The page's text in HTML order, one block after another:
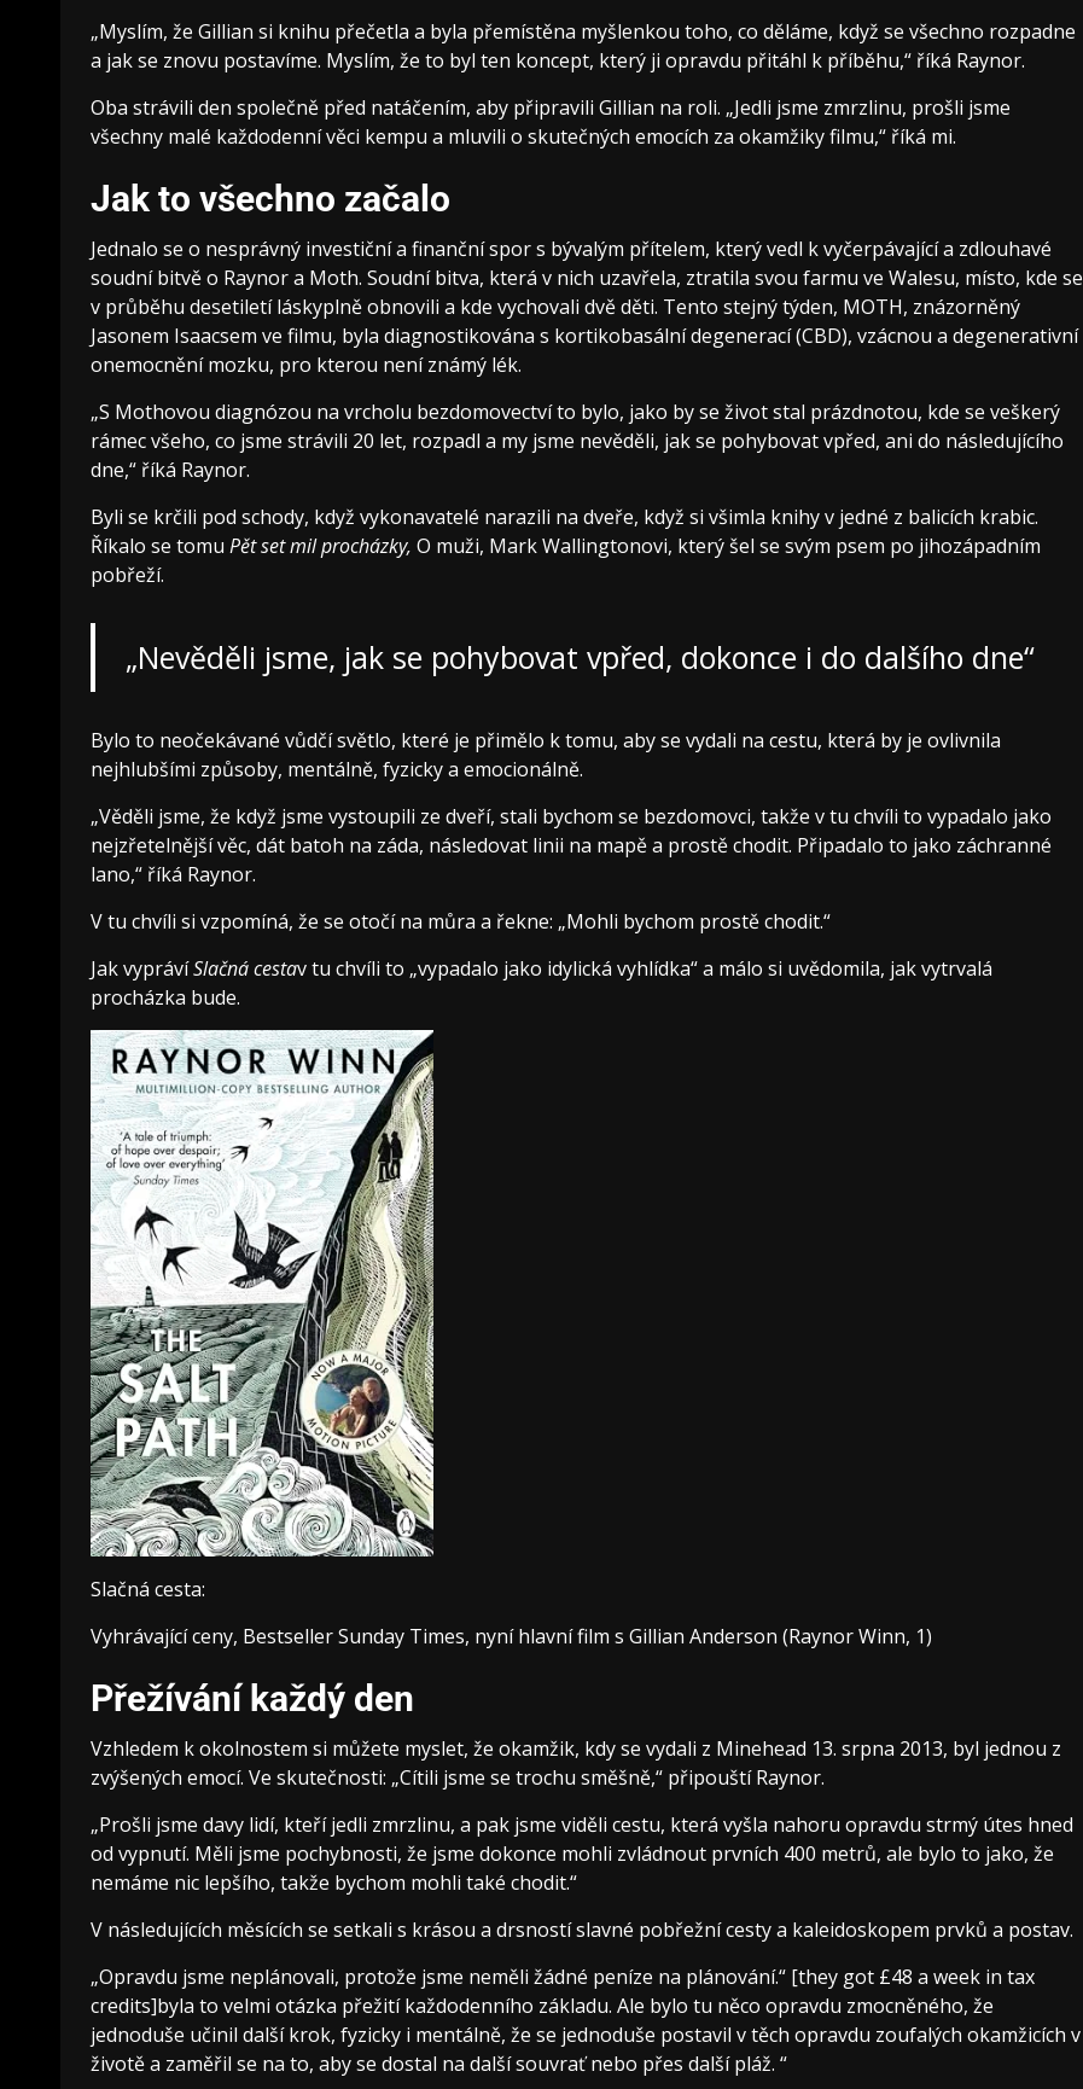
„Myslím, že Gillian si knihu přečetla a byla přemístěna myšlenkou toho, co děláme, když se všechno rozpadne
a jak se znovu postavíme. Myslím, že to byl ten koncept, který ji opravdu přitáhl k příběhu,“ říká Raynor.
Oba strávili den společně před natáčením, aby připravili Gillian na roli. „Jedli jsme zmrzlinu, prošli jsme
všechny malé každodenní věci kempu a mluvili o skutečných emocích za okamžiky filmu,“ říká mi.
Jak to všechno začalo
Jednalo se o nesprávný investiční a finanční spor s bývalým přítelem, který vedl k vyčerpávající a zdlouhavé
soudní bitvě o Raynor a Moth. Soudní bitva, která v nich uzavřela, ztratila svou farmu ve Walesu, místo, kde se
v průběhu desetiletí láskyplně obnovili a kde vychovali dvě děti. Tento stejný týden, MOTH, znázorněný
Jasonem Isaacsem ve filmu, byla diagnostikována s kortikobasální degenerací (CBD), vzácnou a degenerativní
onemocnění mozku, pro kterou není známý lék.
„S Mothovou diagnózou na vrcholu bezdomovectví to bylo, jako by se život stal prázdnotou, kde se veškerý
rámec všeho, co jsme strávili 20 let, rozpadl a my jsme nevěděli, jak se pohybovat vpřed, ani do následujícího
dne,“ říká Raynor.
Byli se krčili pod schody, když vykonavatelé narazili na dveře, když si všimla knihy v jedné z balicích krabic.
Říkalo se tomu Pět set mil procházky, O muži, Mark Wallingtonovi, který šel se svým psem po jihozápadním
pobřeží.
„Nevěděli jsme, jak se pohybovat vpřed, dokonce i do dalšího dne“
Bylo to neočekávané vůdčí světlo, které je přimělo k tomu, aby se vydali na cestu, která by je ovlivnila
nejhlubšími způsoby, mentálně, fyzicky a emocionálně.
„Věděli jsme, že když jsme vystoupili ze dveří, stali bychom se bezdomovci, takže v tu chvíli to vypadalo jako
nejzřetelnější věc, dát batoh na záda, následovat linii na mapě a prostě chodit. Připadalo to jako záchranné
lano,“ říká Raynor.
V tu chvíli si vzpomíná, že se otočí na můra a řekne: „Mohli bychom prostě chodit.“
Jak vyprávíSlačná cestav tu chvíli to „vypadalo jako idylická vyhlídka“ a málo si uvědomila, jak vytrvalá
procházka bude.
Slačná cesta:
Vyhrávající ceny, Bestseller Sunday Times, nyní hlavní film s Gillian Anderson (Raynor Winn, 1)
Přežívání každý den
Vzhledem k okolnostem si můžete myslet, že okamžik, kdy se vydali z Minehead 13. srpna 2013, byl jednou z
zvýšených emocí. Ve skutečnosti: „Cítili jsme se trochu směšně,“ připouští Raynor.
„Prošli jsme davy lidí, kteří jedli zmrzlinu, a pak jsme viděli cestu, která vyšla nahoru opravdu strmý útes hned
od vypnutí. Měli jsme pochybnosti, že jsme dokonce mohli zvládnout prvních 400 metrů, ale bylo to jako, že
nemáme nic lepšího, takže bychom mohli také chodit.“
V následujících měsících se setkali s krásou a drsností slavné pobřežní cesty a kaleidoskopem prvků a postav.
„Opravdu jsme neplánovali, protože jsme neměli žádné peníze na plánování.“ [they got £48 a week in tax
credits]byla to velmi otázka přežití každodenního základu. Ale bylo tu něco opravdu zmocněného, ​​že
jednoduše učinil další krok, fyzicky i mentálně, že se jednoduše postavil v těch opravdu zoufalých okamžicích v
životě a zaměřil se na to, aby se dostal na další souvrať nebo přes další pláž. “